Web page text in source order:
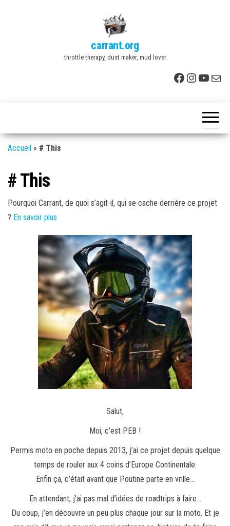
carrant.org
throttle therapy, dust maker, mud lover
Facebook
E-
Accueil » # This
# This
Pourquoi Carrant, de quoi s’agit-il, qui se cache derrière ce projet
? En savoir plus
Salut,
Moi, c’est PEB !
Permis moto en poche depuis 2013, j’ai ce projet depuis quelque
temps de rouler aux 4 coins d’Europe Continentale.
Enfin ça, c’était avant que Poutine parte en vrille…
En attendant, j’ai pas mal d’idées de roadtrips à faire…
Du coup, j’en découvre un peu plus chaque jour sur la moto. Et je